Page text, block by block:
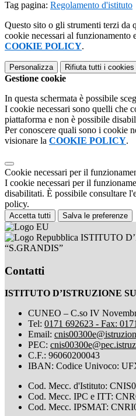
Tag pagina: Regolamento d'istituto
Questo sito o gli strumenti terzi da
cookie necessari al
COOKIE POLICY.
Personalizza Rifiuta tutti i cookies
Gestione cookie
In questa schermata è possibile
I cookie necessari sono quelli che
piattaforma e non è possibile
Per conoscere quali sono i cookie
visionare la COOKIE POLICY.
Cookie necessari per il
I cookie necessari per il
disabilitati. È possibile consultare
policy.
Accetta tutti Salva le preferenze
ISTITUTO
“S.GRANDIS”
Contatti
ISTITUTO D’ISTRUZIONE
CUNEO – C.so IV
Tel: 0171 692623 - Fax:
Email:
PEC:
C.F.: 96060200043
IBAN: Codice Univoco:
Cod. Mecc. d'Istituto:
Cod. Mecc. IPC e ITT:
Cod. Mecc. IPSMAT: